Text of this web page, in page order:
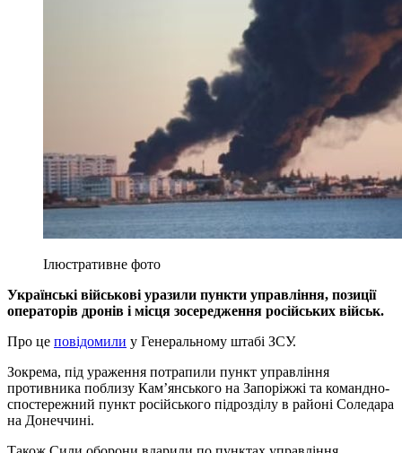
Ілюстративне фото
Українські військові уразили пункти управління, позиції
операторів дронів і місця зосередження російських військ.
Про це повідомили у Генеральному штабі ЗСУ.
Зокрема, під ураження потрапили пункт управління
противника поблизу Кам’янського на Запоріжжі та командно-
спостережний пункт російського підрозділу в районі Соледара
на Донеччині.